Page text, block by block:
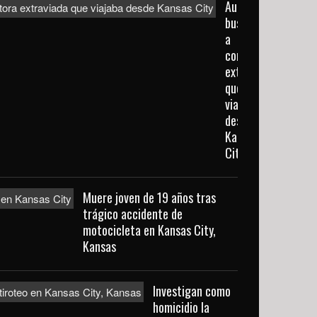
Autoridades
buscan
a
conductora
extraviada
que
viajaba
desde
Kansas
City
Muere joven de 19 años tras
trágico accidente de
motocicleta en Kansas City,
Kansas
Investigan como
homicidio la